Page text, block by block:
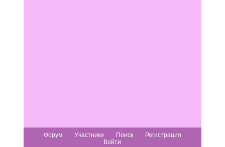
Форум Участники Поиск
Регистрация
Войти